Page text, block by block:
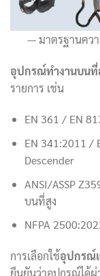
มาตรฐานคว
อุปกรณ์ทำงานบนที่
รายการ เช่น
EN 361 / EN
EN 341:2011 /
Descender
ANSI/ASSP
บนที่สูง
NFPA
การเลือกใช้อุปกรณ์
ยืนยันว่าอุปกรณ์ได้